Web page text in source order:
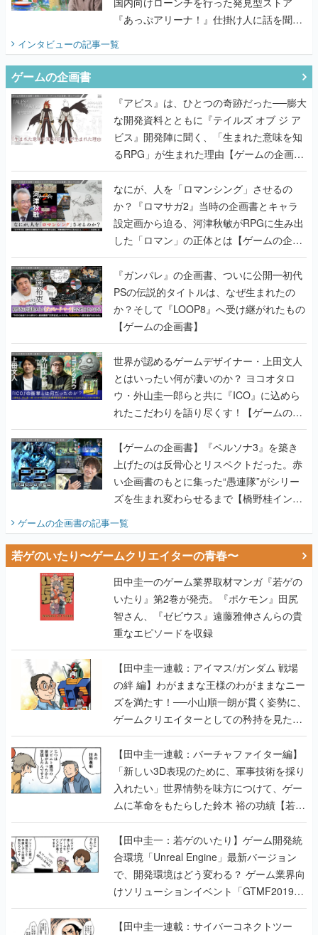
『あっぷアリーナ！』仕掛け人に話を聞い
てみた
インタビューの記事一覧
ゲームの企画書
『アビス』は、ひとつの奇跡だった──膨大
な開発資料とともに『テイルズ オブ ジ ア
ビス』開発陣に聞く、「生まれた意味を知
るRPG」が生まれた理由【ゲームの企画
書】
なにが、人を「ロマンシング」させるの
か？『ロマサガ2』当時の企画書とキャラ
設定画から迫る、河津秋敏がRPGに生み出
した「ロマン」の正体とは【ゲームの企画
書】
『ガンパレ』の企画書、ついに公開━初代
PSの伝説的タイトルは、なぜ生まれたの
か？そして『LOOP8』へ受け継がれたもの
【ゲームの企画書】
世界が認めるゲームデザイナー・上田文人
とはいったい何が凄いのか？ ヨコオタロ
ウ・外山圭一郎らと共に『ICO』に込めら
れたこだわりを語り尽くす！【ゲームの企
画書】
【ゲームの企画書】『ペルソナ3』を築き
上げたのは反骨心とリスペクトだった。赤
い企画書のもとに集った“愚連隊”がシリー
ズを生まれ変わらせるまで【橋野桂インタ
ビュー】
ゲームの企画書の記事一覧
若ゲのいたり〜ゲームクリエイターの青春〜
田中圭一のゲーム業界取材マンガ『若ゲの
いたり』第2巻が発売。『ポケモン』田尻
智さん、『ゼビウス』遠藤雅伸さんらの貴
重なエピソードを収録
【田中圭一連載：アイマス/ガンダム 戦場
の絆 編】わがままな王様のわがままなニー
ズを満たす！──小山順一朗が貫く姿勢に、
ゲームクリエイターとしての矜持を見た
【若ゲのいたり最終回】
【田中圭一連載：バーチャファイター編】
「新しい3D表現のために、軍事技術を採り
入れたい」世界情勢を味方につけて、ゲー
ムに革命をもたらした鈴木 裕の功績【若ゲ
のいたり】
【田中圭一：若ゲのいたり】ゲーム開発統
合環境「Unreal Engine」最新バージョン
で、開発環境はどう変わる？ ゲーム業界向
けソリューションイベント「GTMF2019」
に行って、より理解を深めよう【PR】
【田中圭一連載：サイバーコネクトツー